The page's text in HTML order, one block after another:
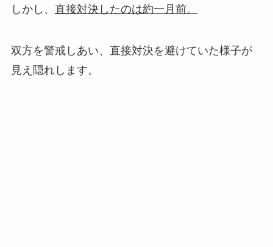
しかし、 直接対決したのは約一月前。
双方を警戒しあい、直接対決を避けていた様子が
見え隠れします。